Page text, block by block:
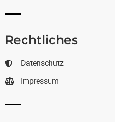
Rechtliches
Datenschutz
Impressum